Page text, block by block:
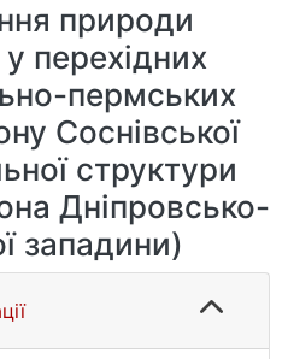
природи
перехідних
пермських
Соснівської
структури
Дніпровсько-
западини)